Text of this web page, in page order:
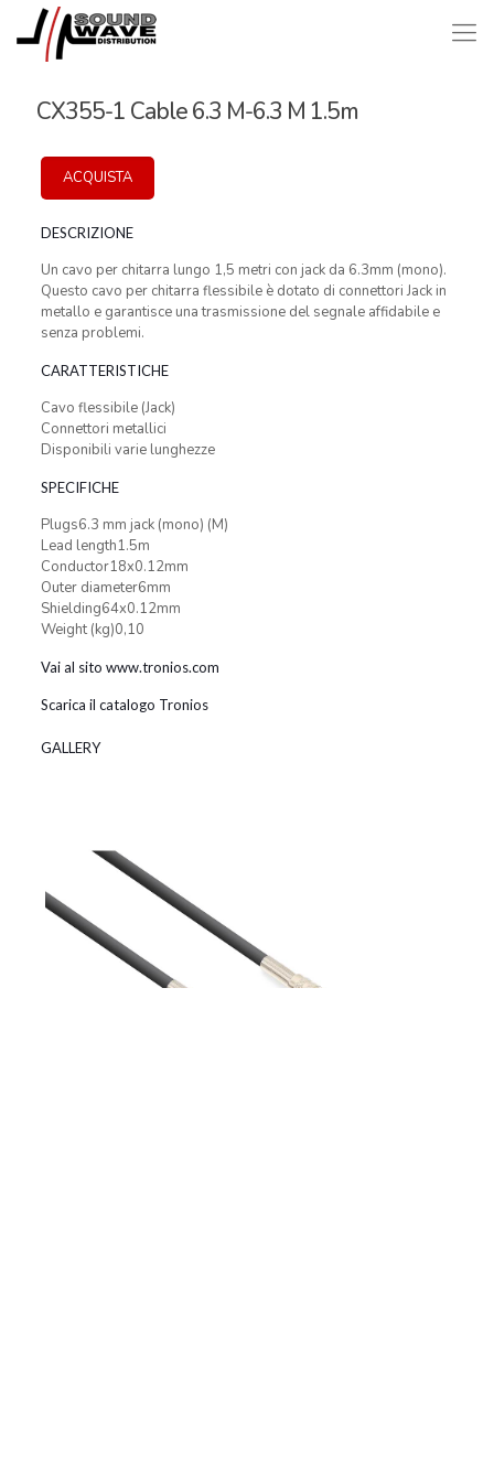
CX355-1 Cable 6.3 M-6.3 M 1.5m
ACQUISTA
DESCRIZIONE
Un cavo per chitarra lungo 1,5 metri con jack da 6.3mm (mono).
Questo cavo per chitarra flessibile è dotato di connettori Jack in
metallo e garantisce una trasmissione del segnale affidabile e
senza problemi.
CARATTERISTICHE
Cavo flessibile (Jack)
Connettori metallici
Disponibili varie lunghezze
SPECIFICHE
Plugs6.3 mm jack (mono) (M)
Lead length1.5m
Conductor18x0.12mm
Outer diameter6mm
Shielding64x0.12mm
Weight (kg)0,10
Vai al sito www.tronios.com
Scarica il catalogo Tronios
GALLERY